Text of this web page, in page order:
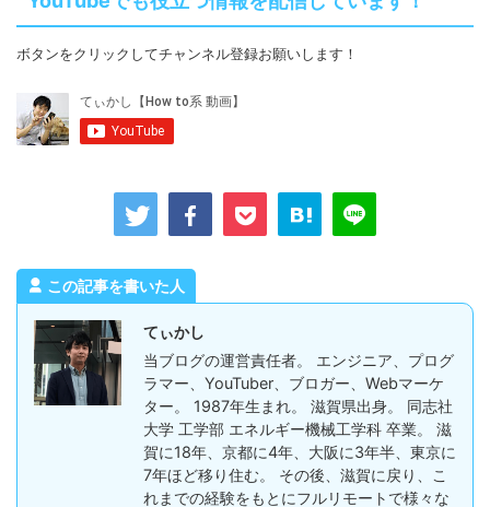
ボタンをクリックしてチャンネル登録お願いします！
この記事を書いた人
てぃかし
当ブログの運営責任者。 エンジニア、プログ
ラマー、YouTuber、ブロガー、Webマーケ
ター。 1987年生まれ。 滋賀県出身。 同志社
大学 工学部 エネルギー機械工学科 卒業。 滋
賀に18年、京都に4年、大阪に3年半、東京に
7年ほど移り住む。 その後、滋賀に戻り、こ
れまでの経験をもとにフルリモートで様々な